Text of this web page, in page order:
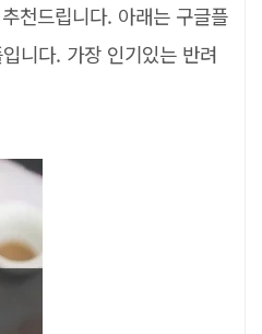
천드립니다. 아래는 구글플
니다. 가장 인기있는 반려